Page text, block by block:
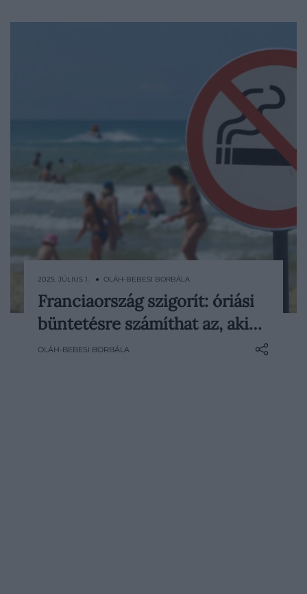
2025. július 6-ától törvénybe ütközik, ha
valaki cigarettára gyújt a francia
tengerpartokon vagy parkokban – az új
2025. JÚLIUS 1. ● OLÁH-BEBESI BORBÁLA
Franciaország szigorít: óriási
büntetésre számíthat az, aki…
OLÁH-BEBESI BORBÁLA